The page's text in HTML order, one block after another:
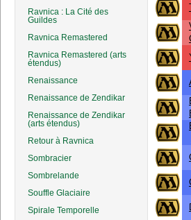
Ravnica : La Cité des
Guildes
Ravnica Remastered
Ravnica Remastered (arts
étendus)
Renaissance
Renaissance de Zendikar
Renaissance de Zendikar
(arts étendus)
Retour à Ravnica
Sombracier
Sombrelande
Souffle Glaciaire
Spirale Temporelle